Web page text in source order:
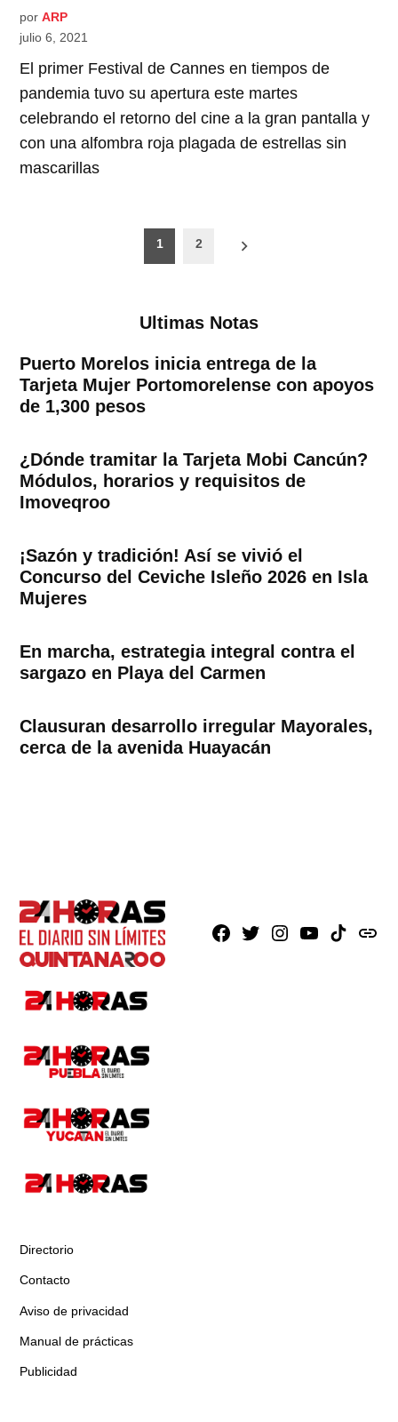
por ARP
julio 6, 2021
El primer Festival de Cannes en tiempos de
pandemia tuvo su apertura este martes
celebrando el retorno del cine a la gran pantalla y
con una alfombra roja plagada de estrellas sin
mascarillas
1 2
Ultimas Notas
Puerto Morelos inicia entrega de la
Tarjeta Mujer Portomorelense con apoyos
de 1,300 pesos
¿Dónde tramitar la Tarjeta Mobi Cancún?
Módulos, horarios y requisitos de
Imoveqroo
¡Sazón y tradición! Así se vivió el
Concurso del Ceviche Isleño 2026 en Isla
Mujeres
En marcha, estrategia integral contra el
sargazo en Playa del Carmen
Clausuran desarrollo irregular Mayorales,
cerca de la avenida Huayacán
Facebook
X Instagram
YoutubeTikTokissuu
Directorio
Contacto
Aviso de privacidad
Manual de prácticas
Publicidad